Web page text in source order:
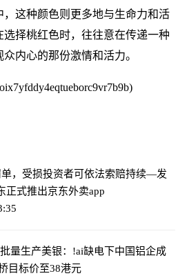
这种颜色则更多地与生命力和活
择桃红色时，往往意在传递一种
内心的那份激情和活力。
，受损投资者可依法索赔持续—发
正式推出京东外卖app
量生产美银：!ai缺电下中国铝企成
目标价至38港元